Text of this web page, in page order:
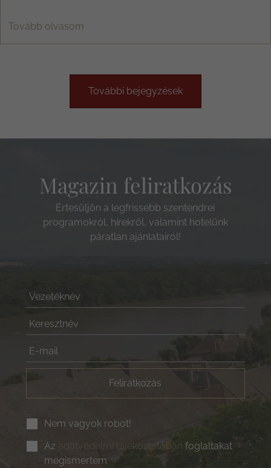
Tovább olvasom
További bejegyzések
Magazin feliratkozás
Értesüljön a legfrissebb szentendrei
programokról, hírekről, valamint hotelünk
páratlan ajánlatairól!
Feliratkozás
Nem vagyok robot!
Az
adatvédelmi tájékoztatóban foglaltakat
megismertem